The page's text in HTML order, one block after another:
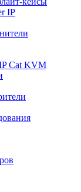
IP
Cat KVM